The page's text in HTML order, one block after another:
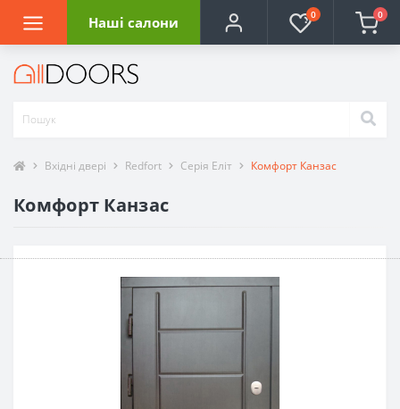
Наші салони 0 0
Вхідні двері Redfort Серія Еліт Комфорт Канзас
Комфорт Канзас